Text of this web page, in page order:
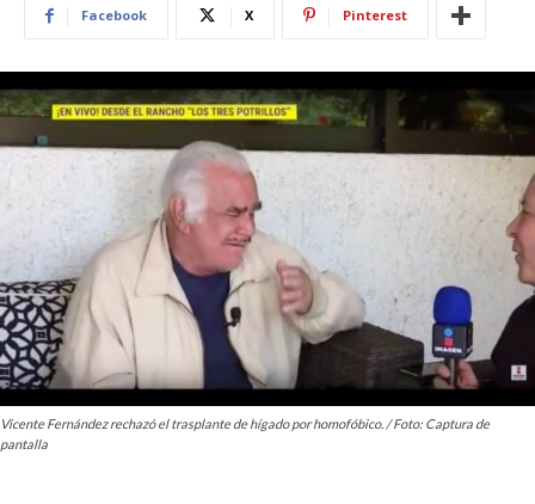
Facebook X Pinterest
Vicente Fernández rechazó el trasplante de hígado por homofóbico. / Foto: Captura de
pantalla